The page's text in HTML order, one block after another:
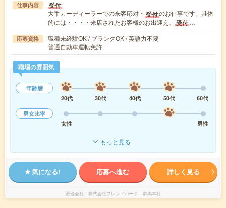
仕事内容 受付
大手カーディーラーでの来客応対・ 受付のお仕事です。具体
的には・・・・来店されたお客様のお出迎え、
受付…
応募資格
職種未経験OK / ブランクOK / 英語力不要
普通自動車運転免許
職場の雰囲気
年齢層
20代
30代 40代 50代
60代
男女比率
女性
男性
もっと見る
気になる! 応募へ進む 詳しく見る
派遣会社 株式会社フレンドパーク 群馬本社